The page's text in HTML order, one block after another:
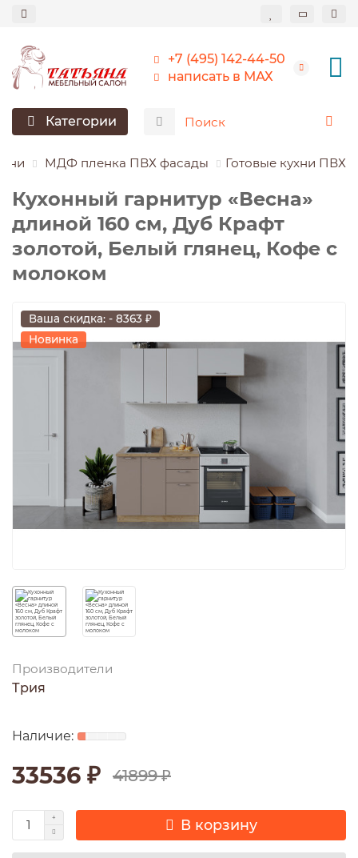
+7 (495) 142-44-50
написать в МАХ
Категории
МДФ пленка ПВХ фасады Готовые кухни ПВХ
Кухонный гарнитур «Весна»
длиной 160 см, Дуб Крафт
золотой, Белый глянец, Кофе с
молоком
Ваша скидка: - 8363 ₽
Новинка
Производители
Трия
33536 ₽ 41899 ₽
В корзину